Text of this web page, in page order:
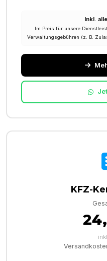
Inkl.
Im Preis für unsere
Verwaltungsgebühren (z. B.
KFZ-